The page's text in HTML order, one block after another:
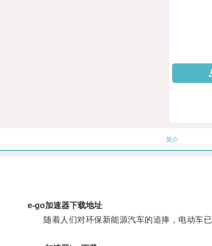
简介
e-go加速器下载地址
随着人们对环保新能源汽车的追捧，电动车已